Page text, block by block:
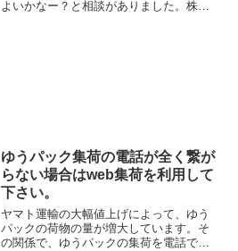
よいかなー？と相談がありました。株式
ゆうパック集荷の電話が全く繋が
らない場合はweb集荷を利用して
下さい。
ヤマト運輸の大幅値上げによって、ゆう
パックの荷物の量が増大しています。そ
の関係で、ゆうパックの集荷を電話で頼